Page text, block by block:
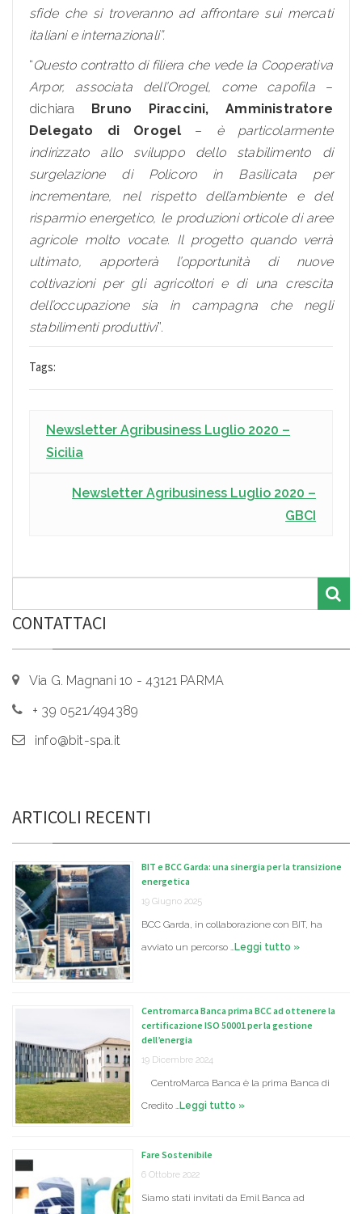
sfide che si troveranno ad affrontare sui mercati
italiani e internazionali”.
“Questo contratto di filiera che vede la Cooperativa
Arpor, associata dell’Orogel, come capofila–
dichiara
Bruno Piraccini, Amministratore
Delegato di Orogel – è particolarmente
indirizzato allo sviluppo dello stabilimento di
surgelazione di Policoro in Basilicata per
incrementare, nel rispetto dell’ambiente e del
risparmio energetico, le produzioni orticole di aree
agricole molto vocate. Il progetto quando verrà
ultimato, apporterà l’opportunità di nuove
coltivazioni per gli agricoltori e di una crescita
dell’occupazione sia in campagna che negli
stabilimenti produttivi”.
Tags:
Newsletter Agribusiness Luglio 2020 –
Sicilia
Newsletter Agribusiness Luglio 2020 –
GBCI
CONTATTACI
Via G. Magnani 10 - 43121 PARMA
+ 39 0521/494389
info@bit-spa.it
ARTICOLI RECENTI
BIT e BCC Garda: una sinergia per la transizione
energetica
19 Giugno 2025
BCC Garda, in collaborazione con BIT, ha
avviato un percorso …Leggi tutto »
Centromarca Banca prima BCC ad ottenere la
certificazione ISO 50001 per la gestione
dell’energia
19 Dicembre 2024
CentroMarca Banca è la prima Banca di
Credito …Leggi tutto »
Fare Sostenibile
6 Ottobre 2022
Siamo stati invitati da Emil Banca ad